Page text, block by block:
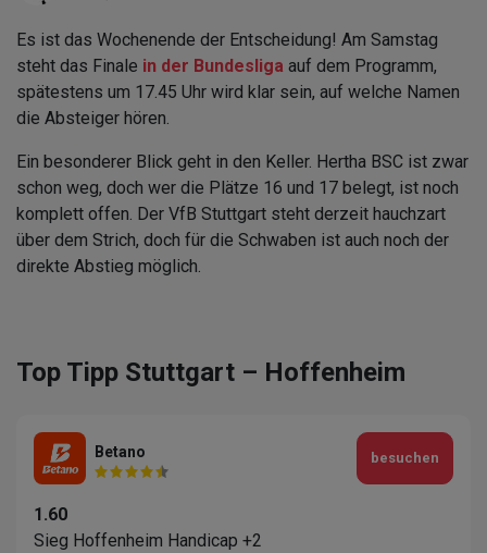
Es ist das Wochenende der Entscheidung! Am Samstag
steht das Finale in der Bundesliga auf dem Programm,
spätestens um 17.45 Uhr wird klar sein, auf welche Namen
die Absteiger hören.
Ein besonderer Blick geht in den Keller. Hertha BSC ist zwar
schon weg, doch wer die Plätze 16 und 17 belegt, ist noch
komplett offen. Der VfB Stuttgart steht derzeit hauchzart
über dem Strich, doch für die Schwaben ist auch noch der
direkte Abstieg möglich.
Top Tipp Stuttgart – Hoffenheim
Betano
1.60
Sieg Hoffenheim Handicap +2
besuchen